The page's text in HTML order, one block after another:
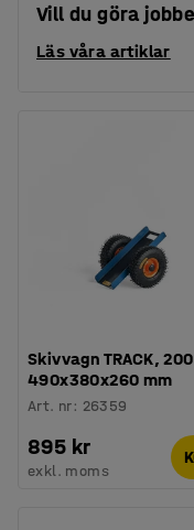
Vill du göra
Läs våra artiklar
Skivvagn TRACK,
490x380x260 mm
Art. nr: 26359
895 kr
exkl. moms